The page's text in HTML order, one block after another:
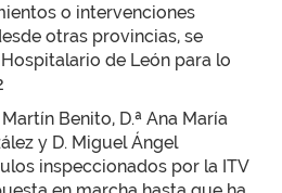
o intervenciones
otras provincias, se
de León para lo
Benito, D.ª Ana María
y D. Miguel Ángel
inspeccionados por la ITV